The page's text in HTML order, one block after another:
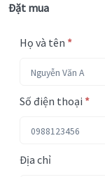
Đặt mua
Họ và tên *
Số điện thoại *
Địa chỉ